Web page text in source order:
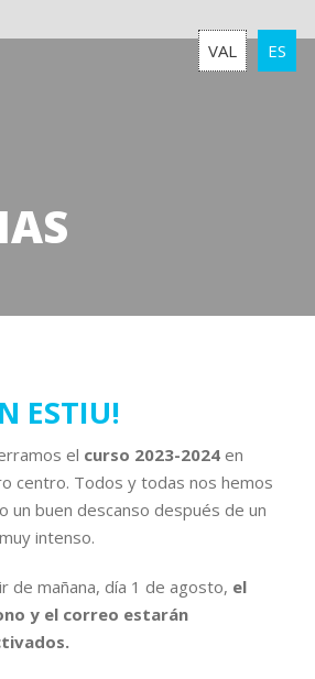
VAL ES
ESTIU!
el curso 2023-2024 en
centro. Todos y todas nos hemos
un buen descanso después de un
intenso.
de mañana, día 1 de agosto, el
y el correo estarán